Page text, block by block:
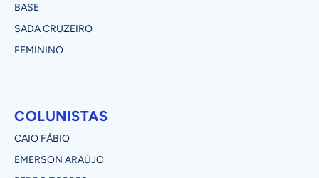
BASE
SADA CRUZEIRO
FEMININO
COLUNISTAS
CAIO FÁBIO
EMERSON ARAÚJO